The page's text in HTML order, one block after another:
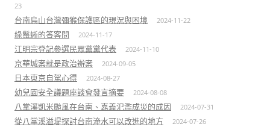
23
台南烏山台灣彌猴保護區的現況與困境 2024-11-22
綠鬣蜥的答客問 2024-11-17
江明宗登記參選民眾黨黨代表 2024-11-10
京華城案就是政治辦案 2024-09-05
日本東京自駕心得 2024-08-27
幼兒園安全議題座談會發言摘要 2024-08-08
八掌溪凱米颱風在台南、嘉義氾濫成災的成因 2024-07-31
從八掌溪溢堤探討台南淹水可以改進的地方 2024-07-26